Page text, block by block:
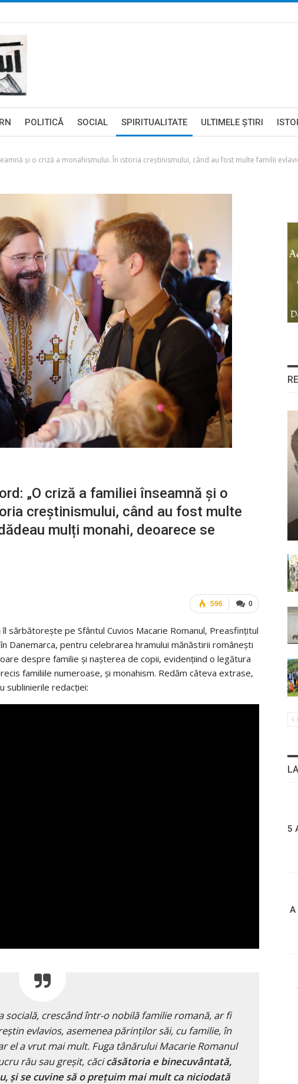
POLITICĂ SOCIAL SPIRITUALITATE ULTIMELE ŞTIRI
și o criză a monahismului. În istoria creștinismului, când au fost multe familii
„O criză a familiei înseamnă și o
creștinismului, când au fost multe
mulți monahi, deoarece se
0
596
sărbătorește pe Sfântul Cuvios Macarie Romanul, Preasfințitul
Danemarca, pentru celebrarea hramului mănăstirii românești
despre familie şi naşterea de copii, evidenţiind o legătura
familiile numeroase, şi monahism. Redăm câteva extrase,
sublinierile redacţiei:
socială, crescând într-o nobilă familie romană, ar fi
evlavios, asemenea părinților săi, cu familie, în
el a vrut mai mult. Fuga tânărului Macarie Romanul
rău sau greșit, căcicăsătoria e binecuvântată,
și se cuvine să o prețuim mai mult ca niciodată
5
A